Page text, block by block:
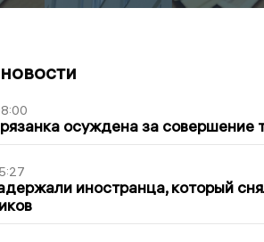
осуждена за совершение
иностранца, который